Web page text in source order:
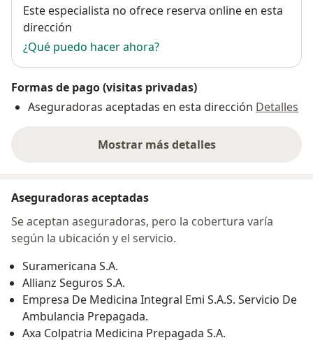
Disponibilidad
Este especialista no ofrece reserva online en esta
dirección
¿Qué puedo hacer ahora?
Formas de pago (visitas privadas)
Aseguradoras aceptadas en esta dirección Detalles
Mostrar más detalles
sobre la dirección
Aseguradoras aceptadas
Se aceptan aseguradoras, pero la cobertura varía
según la ubicación y el servicio.
Suramericana S.A.
Allianz Seguros S.A.
Empresa De Medicina Integral Emi S.A.S. Servicio De
Ambulancia Prepagada.
Axa Colpatria Medicina Prepagada S.A.